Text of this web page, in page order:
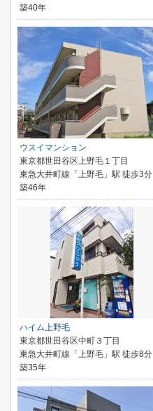
築40年
ウスイマンション
東京都世田谷区上野毛１丁目
東急大井町線「上野毛」駅 徒歩3分
築46年
ハイム上野毛
東京都世田谷区中町３丁目
東急大井町線「上野毛」駅 徒歩8分
築35年